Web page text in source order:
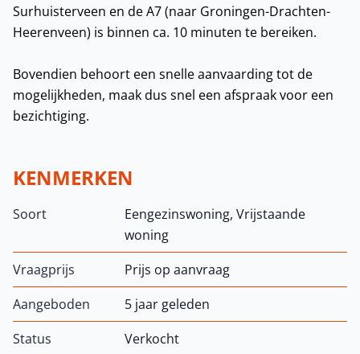
Surhuisterveen en de A7 (naar Groningen-Drachten-
Heerenveen) is binnen ca. 10 minuten te bereiken.
Bovendien behoort een snelle aanvaarding tot de
mogelijkheden, maak dus snel een afspraak voor een
bezichtiging.
KENMERKEN
Soort
Eengezinswoning, Vrijstaande
woning
Vraagprijs
Prijs op aanvraag
Aangeboden
5 jaar geleden
Status
Verkocht